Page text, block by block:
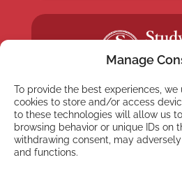
Manage
To provide the best experiences,
cookies to store and/or access
to these technologies will allow us
browsing behavior or unique IDs on
withdrawing consent, may
and functions.